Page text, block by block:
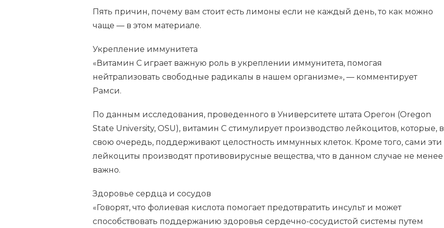
Пять причин, почему вам стоит есть лимоны если не каждый день, то как можно
чаще — в этом материале.
Укрепление иммунитета
«Витамин С играет важную роль в укреплении иммунитета, помогая
нейтрализовать свободные радикалы в нашем организме», — комментирует
Рамси.
По данным исследования, проведенного в Университете штата Орегон (Oregon
State University, OSU), витамин C стимулирует производство лейкоцитов, которые, в
свою очередь, поддерживают целостность иммунных клеток. Кроме того, сами эти
лейкоциты производят противовирусные вещества, что в данном случае не менее
важно.
Здоровье сердца и сосудов
«Говорят, что фолиевая кислота помогает предотвратить инсульт и может
способствовать поддержанию здоровья сердечно-сосудистой системы путем